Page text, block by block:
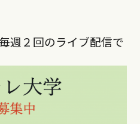
週２回のライブ配信で